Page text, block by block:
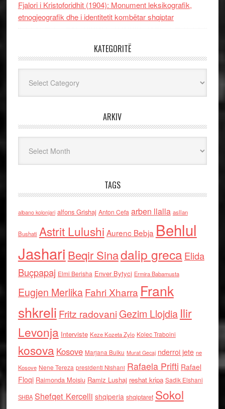
Fjalori i Kristoforidhit (1904): Monument leksikografik,
etnogjeografik dhe i identitetit kombëtar shqiptar
KATEGORITË
ARKIV
TAGS
albano kolonjari alfons Grishaj Anton Cefa arben llalla asllan
Bushati Astrit Lulushi Aurenc Bebja Behlul
Jashari Beqir Sinadalip grecaElida
Buçpapaj Elmi Berisha Enver Bytyci Ermira Babamusta
Eugjen MerlikaFahri Xharra Frank
shkreli Fritz radovaniGezim Llojdia Ilir
Levonja Interviste Keze Kozeta Zylo Kolec Traboini
kosova Kosove Marjana Bulku Murat Gecaj nderroi jete ne
Kosove Nene Tereza presidenti Nishani Rafaela Prifti Rafael
Floqi Raimonda Moisiu Ramiz Lushaj reshat kripa Sadik Elshani
SHBA Shefqet Kercelli shqiperia shqiptaret Sokol